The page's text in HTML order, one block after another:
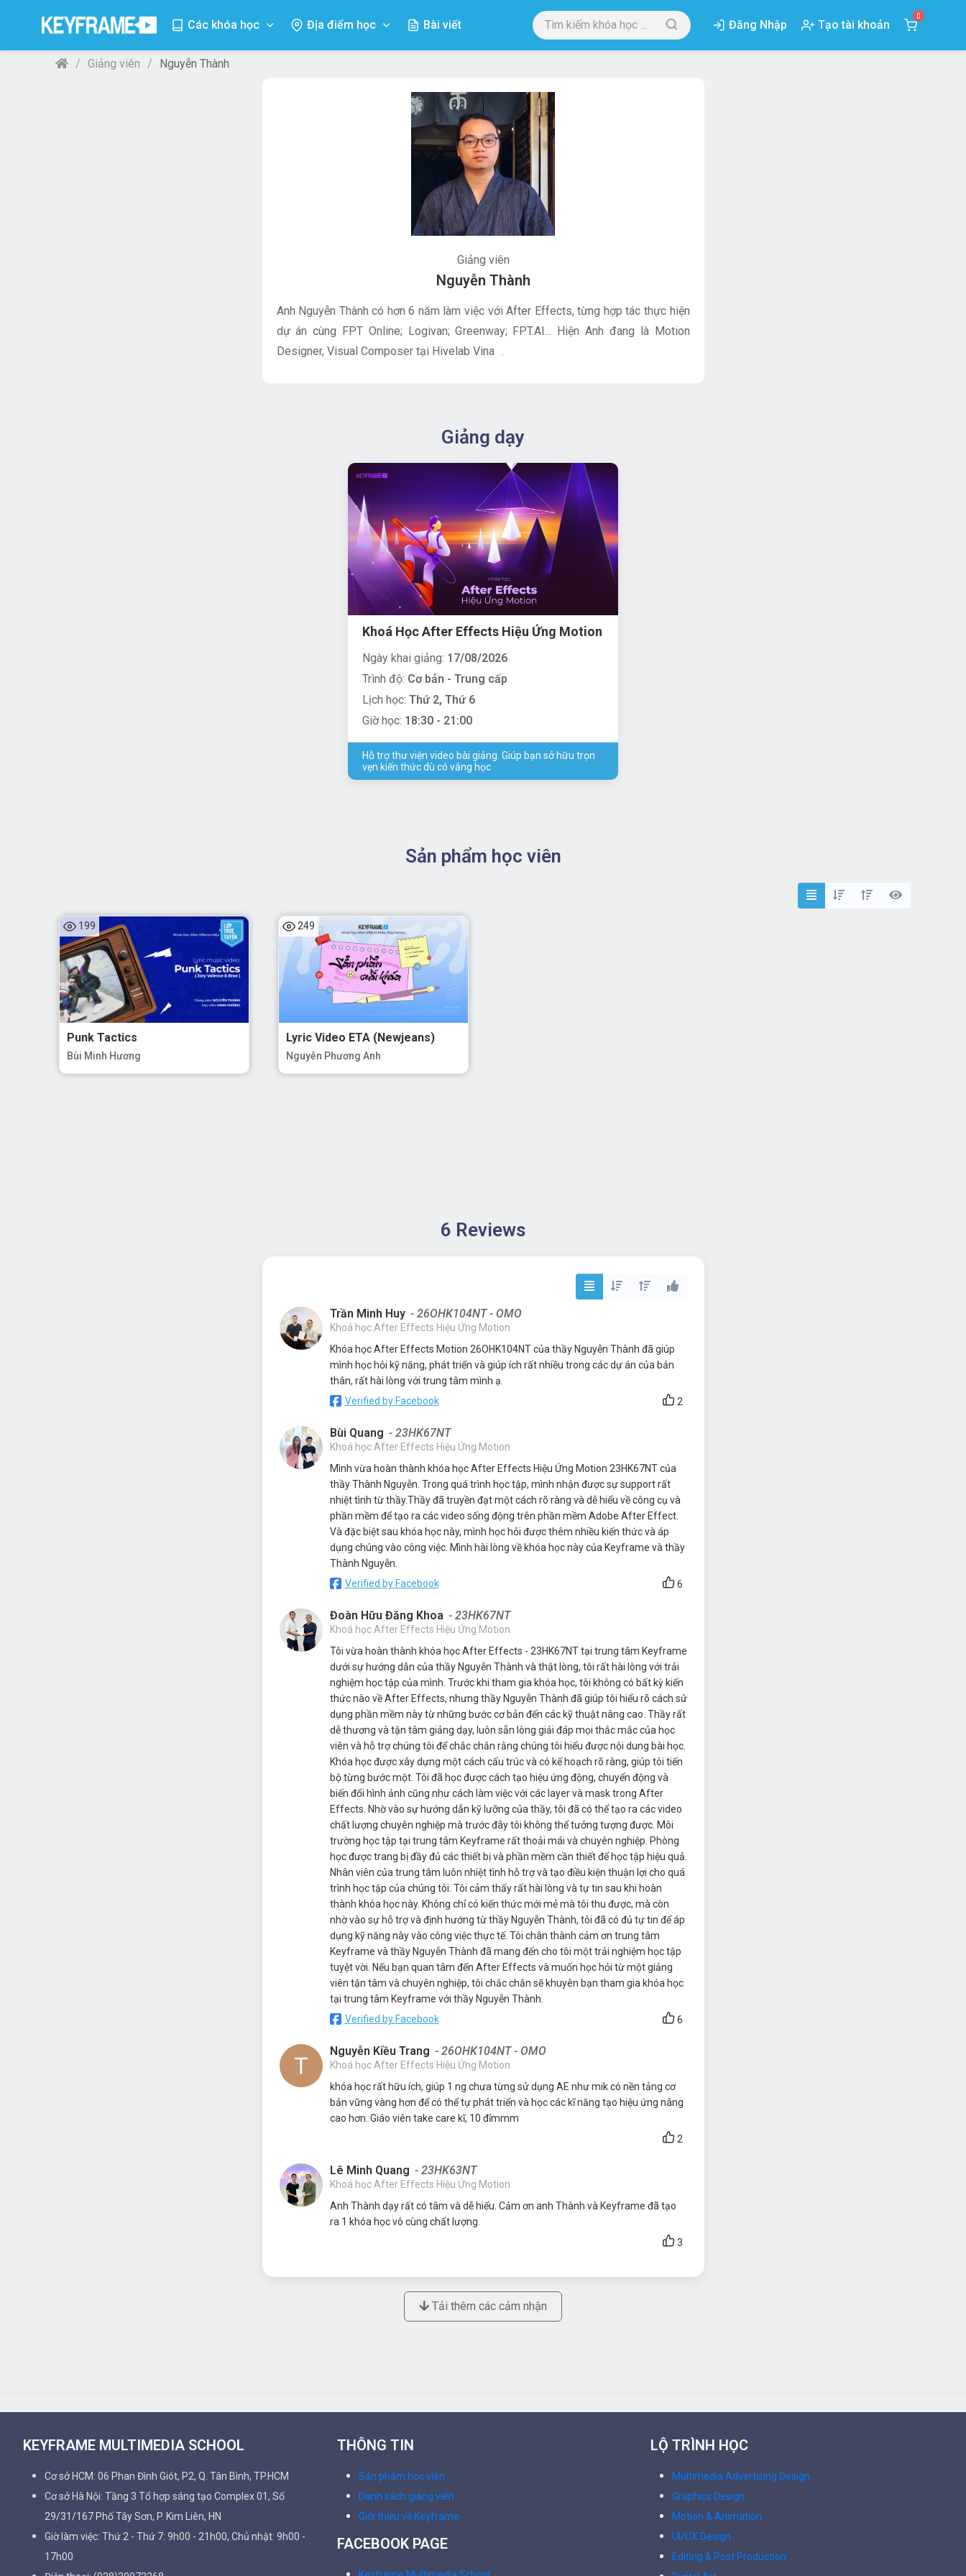
Các khóa học Địa điểm học Bài viết Đăng Nhập Tạo tài khoản
0
Giảng viên Nguyễn Thành
Giảng viên
Nguyễn Thành
Anh Nguyễn Thành có hơn 6 năm làm việc với After Effects, từng hợp tác thực hiện
dự án cùng FPT Online; Logivan; Greenway; FPT.AI... Hiện Anh đang là Motion
Designer, Visual Composer tại Hivelab Vina .
Giảng dạy
Khoá Học After Effects Hiệu Ứng Motion
Ngày khai giảng: 17/08/2026
Trình độ: Cơ bản - Trung cấp
Lịch học: Thứ 2, Thứ 6
Giờ học: 18:30 - 21:00
Hỗ trợ thư viện video bài giảng. Giúp bạn sở hữu trọn
vẹn kiến thức dù có vắng học
Sản phẩm học viên
199
Punk Tactics
Bùi Minh Hương
249
Lyric Video ETA (Newjeans)
Nguyễn Phương Anh
6 Reviews
Trần Minh Huy - 26OHK104NT - OMO
Khoá học After Effects Hiệu Ứng Motion
Khóa học After Effects Motion 26OHK104NT của thầy Nguyễn Thành đã giúp
mình học hỏi kỹ năng, phát triển và giúp ích rất nhiều trong các dự án của bản
thân, rất hài lòng với trung tâm mình ạ.
Verified by Facebook
2
Bùi Quang - 23HK67NT
Khoá học After Effects Hiệu Ứng Motion
Mình vừa hoàn thành khóa học After Effects Hiệu Ứng Motion 23HK67NT của
thầy Thành Nguyễn. Trong quá trình học tập, mình nhận được sự support rất
nhiệt tình từ thầy.Thầy đã truyền đạt một cách rõ ràng và dễ hiểu về công cụ và
phần mềm để tạo ra các video sống động trên phần mềm Adobe After Effect.
Và đặc biệt sau khóa học này, mình học hỏi được thêm nhiều kiến thức và áp
dụng chúng vào công việc. Mình hài lòng về khóa học này của Keyframe và thầy
Thành Nguyễn.
Verified by Facebook
6
Đoàn Hữu Đăng Khoa - 23HK67NT
Khoá học After Effects Hiệu Ứng Motion
Tôi vừa hoàn thành khóa học After Effects - 23HK67NT tại trung tâm Keyframe
dưới sự hướng dẫn của thầy Nguyễn Thành và thật lòng, tôi rất hài lòng với trải
nghiệm học tập của mình. Trước khi tham gia khóa học, tôi không có bất kỳ kiến
thức nào về After Effects, nhưng thầy Nguyễn Thành đã giúp tôi hiểu rõ cách sử
dụng phần mềm này từ những bước cơ bản đến các kỹ thuật nâng cao. Thầy rất
dễ thương và tận tâm giảng dạy, luôn sẵn lòng giải đáp mọi thắc mắc của học
viên và hỗ trợ chúng tôi để chắc chắn rằng chúng tôi hiểu được nội dung bài học.
Khóa học được xây dựng một cách cấu trúc và có kế hoạch rõ ràng, giúp tôi tiến
bộ từng bước một. Tôi đã học được cách tạo hiệu ứng động, chuyển động và
biến đổi hình ảnh cũng như cách làm việc với các layer và mask trong After
Effects. Nhờ vào sự hướng dẫn kỹ lưỡng của thầy, tôi đã có thể tạo ra các video
chất lượng chuyên nghiệp mà trước đây tôi không thể tưởng tượng được. Môi
trường học tập tại trung tâm Keyframe rất thoải mái và chuyên nghiệp. Phòng
học được trang bị đầy đủ các thiết bị và phần mềm cần thiết để học tập hiệu quả.
Nhân viên của trung tâm luôn nhiệt tình hỗ trợ và tạo điều kiện thuận lợi cho quá
trình học tập của chúng tôi. Tôi cảm thấy rất hài lòng và tự tin sau khi hoàn
thành khóa học này. Không chỉ có kiến thức mới mẻ mà tôi thu được, mà còn
nhờ vào sự hỗ trợ và định hướng từ thầy Nguyễn Thành, tôi đã có đủ tự tin để áp
dụng kỹ năng này vào công việc thực tế. Tôi chân thành cảm ơn trung tâm
Keyframe và thầy Nguyễn Thành đã mang đến cho tôi một trải nghiệm học tập
tuyệt vời. Nếu bạn quan tâm đến After Effects và muốn học hỏi từ một giảng
viên tận tâm và chuyên nghiệp, tôi chắc chắn sẽ khuyên bạn tham gia khóa học
tại trung tâm Keyframe với thầy Nguyễn Thành.
Verified by Facebook
6
Nguyễn Kiều Trang - 26OHK104NT - OMO
Khoá học After Effects Hiệu Ứng Motion
khóa học rất hữu ích, giúp 1 ng chưa từng sử dụng AE như mik có nền tảng cơ
bản vững vàng hơn để có thể tự phát triển và học các kĩ năng tạo hiệu ứng nâng
cao hơn. Giáo viên take care kĩ, 10 đỉmmm
2
Lê Minh Quang - 23HK63NT
Khoá học After Effects Hiệu Ứng Motion
Anh Thành dạy rất có tâm và dễ hiểu. Cảm ơn anh Thành và Keyframe đã tạo
ra 1 khóa học vô cùng chất lượng.
3
Tải thêm các cảm nhận
KEYFRAME MULTIMEDIA SCHOOL
Cơ sở HCM: 06 Phan Đình Giót, P2, Q. Tân Bình, TP.HCM
Cơ sở Hà Nội: Tầng 3 Tổ hợp sáng tạo Complex 01, Số
29/31/167 Phố Tây Sơn, P. Kim Liên, HN
Giờ làm việc: Thứ 2 - Thứ 7: 9h00 - 21h00, Chủ nhật: 9h00 -
17h00
THÔNG TIN
Sản phẩm học viên
Danh sách giảng viên
Giới thiệu về Keyframe
FACEBOOK PAGE
LỘ TRÌNH HỌC
Multimedia Advertising Design
Graphics Design
Motion & Animation
UI/UX Design
Editing & Post Production